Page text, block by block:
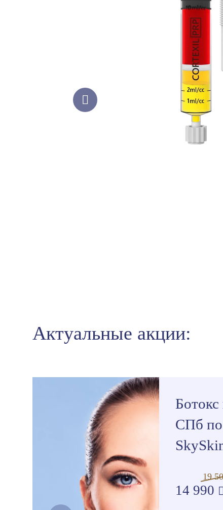
Актуальные акции:
Ботокс
СПб по
19
14 990